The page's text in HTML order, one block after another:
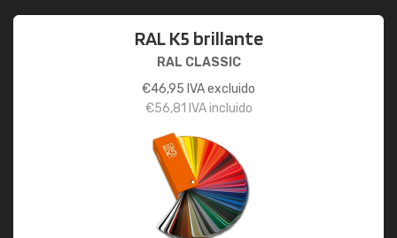
RAL K5 brillante
RAL CLASSIC
€46,95 IVA excluido
€56,81 IVA incluido